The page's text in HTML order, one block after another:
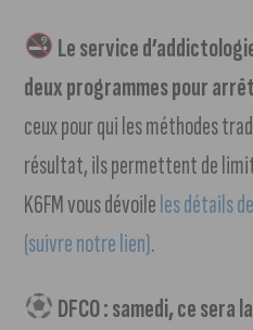
Le service
deux programmes pour
ceux pour qui les méthodes
résultat, ils permettent de
K6FM vous dévoileles détails
(suivre notre lien).
DFCO : samedi, ce sera